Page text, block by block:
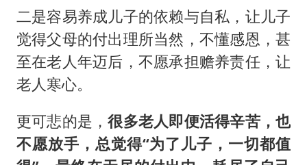
二是容易养成儿子的依赖与自私，让儿子
觉得父母的付出理所当然，不懂感恩，甚
至在老人年迈后，不愿承担赡养责任，让
老人寒心。
更可悲的是，很多老人即便活得辛苦，也
不愿放手，总觉得“为了儿子，一切都值